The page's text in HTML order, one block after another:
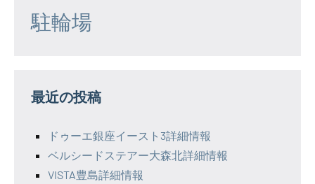
駐輪場
最近の投稿
ドゥーエ銀座イースト3詳細情報
ベルシードステアー大森北詳細情報
VISTA豊島詳細情報